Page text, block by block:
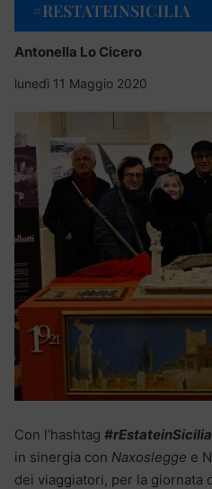
#RESTATEINSICILIA
Antonella Lo Cicero
lunedì 11 Maggio 2020
Con l’hashtag #rEstateinSicilia
in sinergia con Naxoslegge e
dei viaggiatori, per la giornata